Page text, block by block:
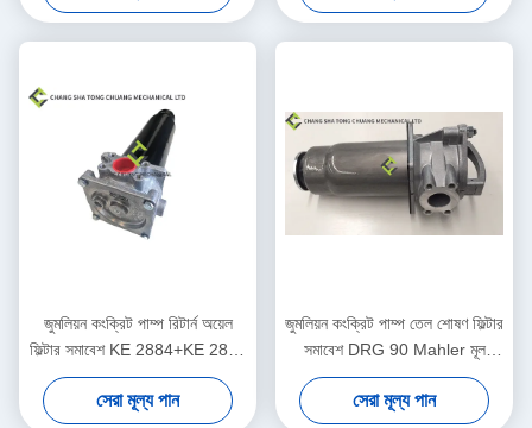
জুমলিয়ন কংক্রিট পাম্প রিটার্ন অয়েল
ফিল্টার সমাবেশ KE 2884+KE 2883
1010600428
সেরা মূল্য পান
জুমলিয়ন কংক্রিট পাম্প তেল শোষণ ফিল্টার
সমাবেশ DRG 90 Mahler মূল
1010600452
সেরা মূল্য পান